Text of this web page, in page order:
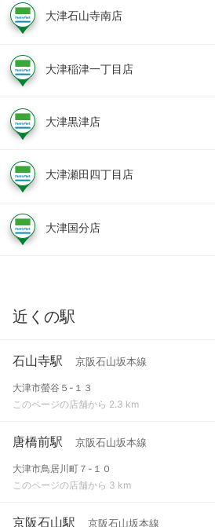
大津石山寺南店
大津稲津一丁目店
大津黒津店
大津瀬田四丁目店
大津国分店
近くの駅
石山寺駅 京阪石山坂本線
大津市螢谷５-１３
このページの店舗から 2.3 km
唐橋前駅 京阪石山坂本線
大津市鳥居川町７-１０
このページの店舗から 3 km
京阪石山駅 京阪石山坂本線